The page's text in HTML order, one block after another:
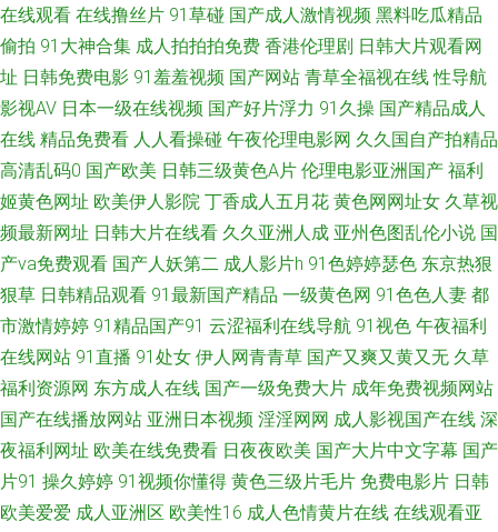
免费看黑丝 91TV国产 久久午夜国产精品 不卡的AV电影网站 91看看婷婷综
合 91尤物白虎 国产日韩成人视频 91色狼 无码人妻影音先锋 极品影视一区二
区三区 91福利视频导航 91热视 91新人xh98hx新作 91网站熊猫 91素人搭讪
91在线网站 91原创大神 91影片 久久精品国 91看看婷婷综合 99精品福利导
航 性爱av免费在线 欧美色欧美网 豆花祝频 91色狼网站 欧美高清专区 国产
自拍八 91成年成年进入人口 国产精品码一区 亚洲无码黄色网址 91超碰成人
人亚洲福利在线观看 日日韩日韩日韩AV 91成人网 91视频官方 91在线看看
啊v视频在线观看 草草逼网 超碰人人艹 超碰国产在线久草91 豆花视频91av
国产精品99久久 欧美淫乱一区二区 少妇后入 深夜色福亚洲福利无码 91love
在线观看 在线撸丝片 91草碰 国产成人激情视频 黑料吃瓜精品
偷拍 91大神合集 成人拍拍拍免费 香港伦理剧 日韩大片观看网
址 日韩免费电影 91羞羞视频 国产网站 青草全福视在线 性导航
影视AV 日本一级在线视频 国产好片浮力 91久操 国产精品成人
在线 精品免费看 人人看操碰 午夜伦理电影网 久久国自产拍精品
高清乱码0 国产欧美 日韩三级黄色A片 伦理电影亚洲国产 福利
姬黄色网址 欧美伊人影院 丁香成人五月花 黄色网网址女 久草视
频最新网址 日韩大片在线看 久久亚洲人成 亚州色图乱伦小说 国
产va免费观看 国产人妖第二 成人影片h 91色婷婷瑟色 东京热狠
狠草 日韩精品观看 91最新国产精品 一级黄色网 91色色人妻 都
市激情婷婷 91精品国产91 云涩福利在线导航 91视色 午夜福利
在线网站 91直播 91处女 伊人网青青草 国产又爽又黄又无 久草
福利资源网 东方成人在线 国产一级免费大片 成年免费视频网站
国产在线播放网站 亚洲日本视频 淫淫网网 成人影视国产在线 深
夜福利网址 欧美在线免费看 日夜夜欧美 国产大片中文字幕 国产
片91 操久婷婷 91视频你懂得 黄色三级片毛片 免费电影片 日韩
欧美爱爱 成人亚洲区 欧美性16 成人色情黄片在线 在线观看亚